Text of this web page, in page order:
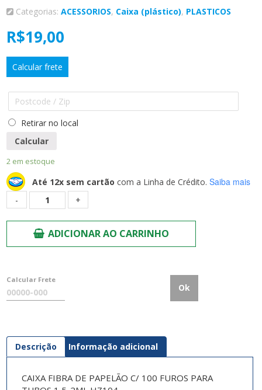
Categorias: ACESSORIOS, Caixa (plástico), PLASTICOS
R$19,00
Calcular frete
Retirar no local
Calcular
2 em estoque
Até 12x sem cartão com a Linha de Crédito. Saiba mais
Quantidade
ADICIONAR AO CARRINHO
Calcular Frete
Ok
Descrição Informação adicional
CAIXA FIBRA DE PAPELÃO C/ 100 FUROS PARA